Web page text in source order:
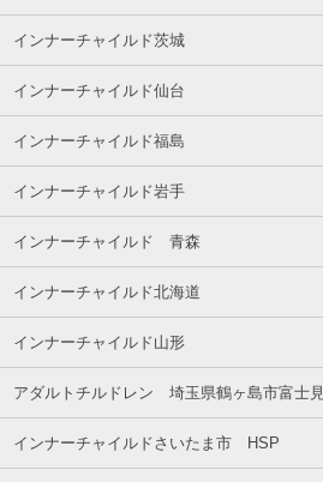
インナーチャイルド茨城
インナーチャイルド仙台
インナーチャイルド福島
インナーチャイルド岩手
インナーチャイルド 青森
インナーチャイルド北海道
インナーチャイルド山形
アダルトチルドレン 埼玉県鶴ヶ島市富士見
インナーチャイルドさいたま市 HSP